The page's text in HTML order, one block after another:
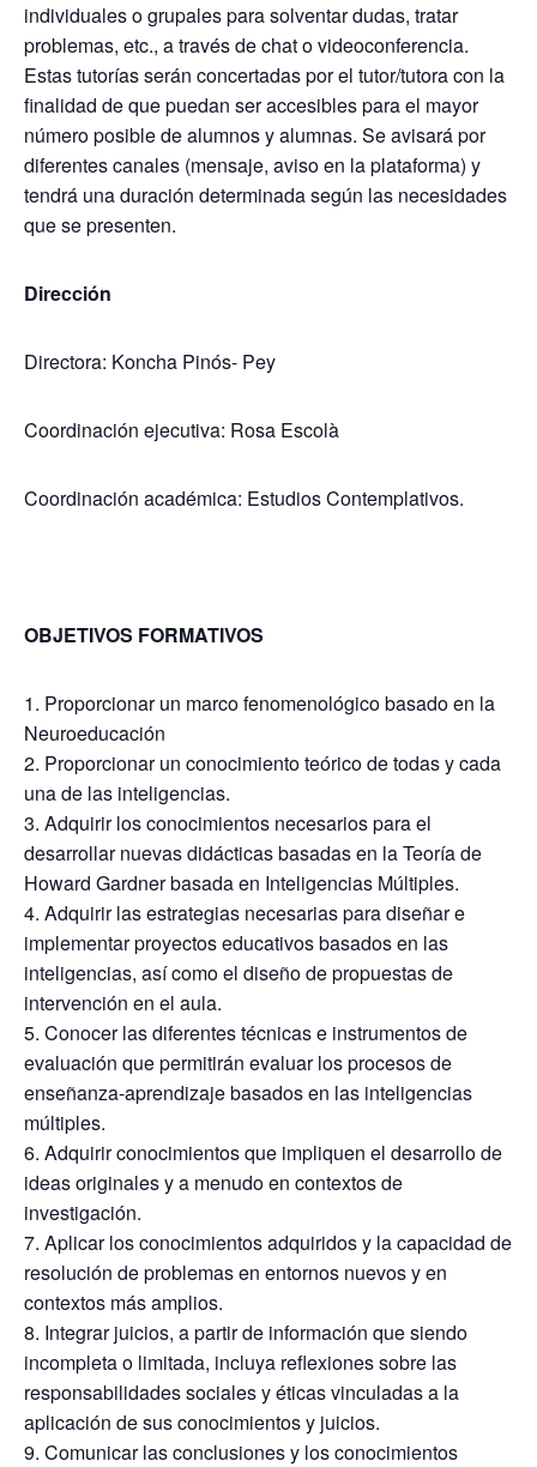
individuales o grupales para solventar dudas, tratar
problemas, etc., a través de chat o videoconferencia.
Estas tutorías serán concertadas por el tutor/tutora con la
finalidad de que puedan ser accesibles para el mayor
número posible de alumnos y alumnas. Se avisará por
diferentes canales (mensaje, aviso en la plataforma) y
tendrá una duración determinada según las necesidades
que se presenten.
Dirección
Directora: Koncha Pinós- Pey
Coordinación ejecutiva: Rosa Escolà
Coordinación académica: Estudios Contemplativos.
OBJETIVOS FORMATIVOS
Proporcionar un marco fenomenológico basado en la
Neuroeducación
Proporcionar un conocimiento teórico de todas y cada
una de las inteligencias.
Adquirir los conocimientos necesarios para el
desarrollar nuevas didácticas basadas en la Teoría de
Howard Gardner basada en Inteligencias Múltiples.
Adquirir las estrategias necesarias para diseñar e
implementar proyectos educativos basados en las
inteligencias, así como el diseño de propuestas de
intervención en el aula.
Conocer las diferentes técnicas e instrumentos de
evaluación que permitirán evaluar los procesos de
enseñanza-aprendizaje basados en las inteligencias
múltiples.
Adquirir conocimientos que impliquen el desarrollo de
ideas originales y a menudo en contextos de
investigación.
Aplicar los conocimientos adquiridos y la capacidad de
resolución de problemas en entornos nuevos y en
contextos más amplios.
Integrar juicios, a partir de información que siendo
incompleta o limitada, incluya reflexiones sobre las
responsabilidades sociales y éticas vinculadas a la
aplicación de sus conocimientos y juicios.
Comunicar las conclusiones y los conocimientos